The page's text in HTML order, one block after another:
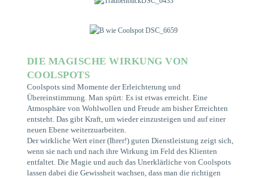
DIE MAGISCHE WIRKUNG VON
COOLSPOTS
Coolspots sind Momente der Erleichterung und
Übereinstimmung. Man spürt: Es ist etwas erreicht. Eine
Atmosphäre von Wohlwollen und Freude am bisher Erreichten
entsteht. Das gibt Kraft, um wieder einzusteigen und auf einer
neuen Ebene weiterzuarbeiten.
Der wirkliche Wert einer (Ihrer!) guten Dienstleistung zeigt sich,
wenn sie nach und nach ihre Wirkung im Feld des Klienten
entfaltet. Die Magie und auch das Unerklärliche von Coolspots
lassen dabei die Gewissheit wachsen, dass man die richtigen